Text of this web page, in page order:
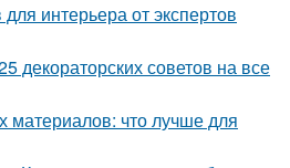
интерьера от экспертов
декораторских советов на все
материалов: что лучше для